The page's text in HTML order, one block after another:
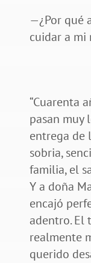
—¿Por qué
cuidar a mi
“Cuarenta
pasan muy
entrega de
sobria,
familia, el
Y a doña
encajó
adentro. El
realmente
querido